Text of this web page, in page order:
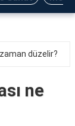
düzelir?
ne